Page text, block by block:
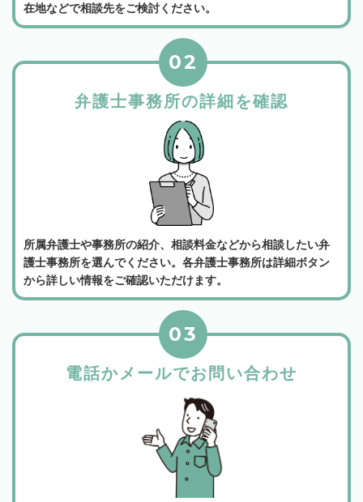
在地などで相談先をご検討ください。
弁護士事務所の詳細を確認
02
所属弁護士や事務所の紹介、相談料金などから相談したい弁
護士事務所を選んでください。各弁護士事務所は詳細ボタン
から詳しい情報をご確認いただけます。
電話かメールでお問い合わせ
03